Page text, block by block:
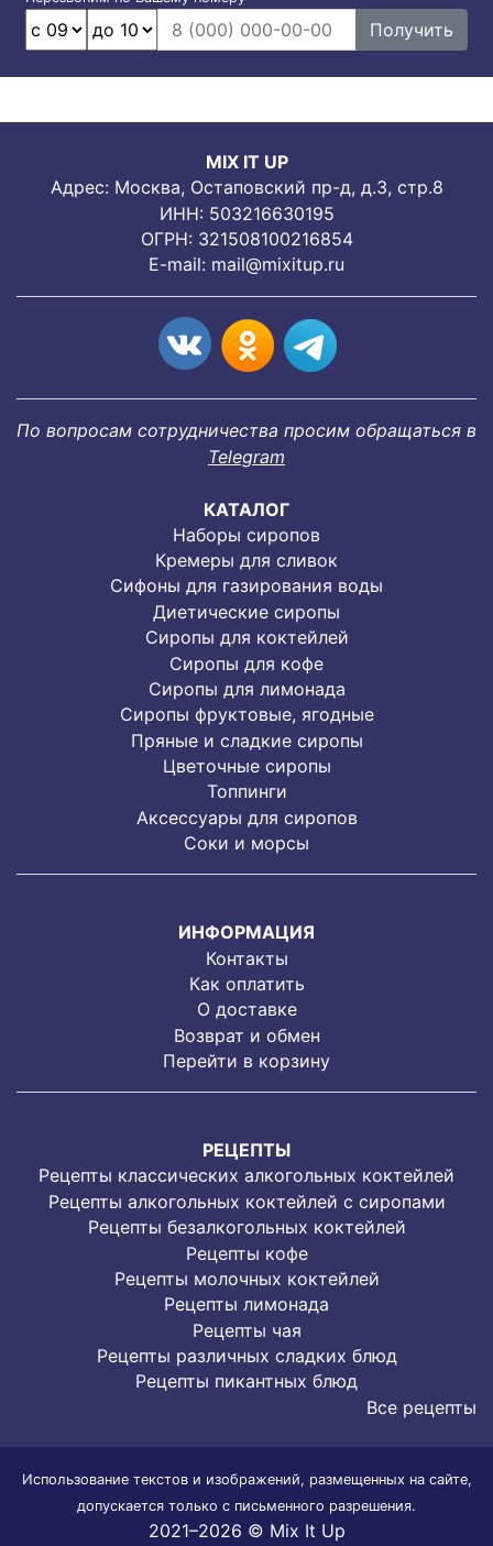
Получить
MIX IT UP
Адрес: Москва, Остаповский пр-д, д.3, стр.8
ИНН: 503216630195
ОГРН: 321508100216854
E-mail: mail@mixitup.ru
По вопросам сотрудничества просим обращаться в
Telegram
КАТАЛОГ
Наборы сиропов
Кремеры для сливок
Сифоны для газирования воды
Диетические сиропы
Сиропы для коктейлей
Сиропы для кофе
Сиропы для лимонада
Cиропы фруктовые, ягодные
Пряные и сладкие сиропы
Цветочные сиропы
Топпинги
Аксессуары для сиропов
Соки и морсы
ИНФОРМАЦИЯ
Контакты
Как оплатить
О доставке
Возврат и обмен
Перейти в корзину
РЕЦЕПТЫ
Рецепты классических алкогольных коктейлей
Рецепты алкогольных коктейлей с сиропами
Рецепты безалкогольных коктейлей
Рецепты кофе
Рецепты молочных коктейлей
Рецепты лимонада
Рецепты чая
Рецепты различных сладких блюд
Рецепты пикантных блюд
Все рецепты
Использование текстов и изображений, размещенных на сайте,
допускается только с письменного разрешения.
2021–2026 © Mix It Up